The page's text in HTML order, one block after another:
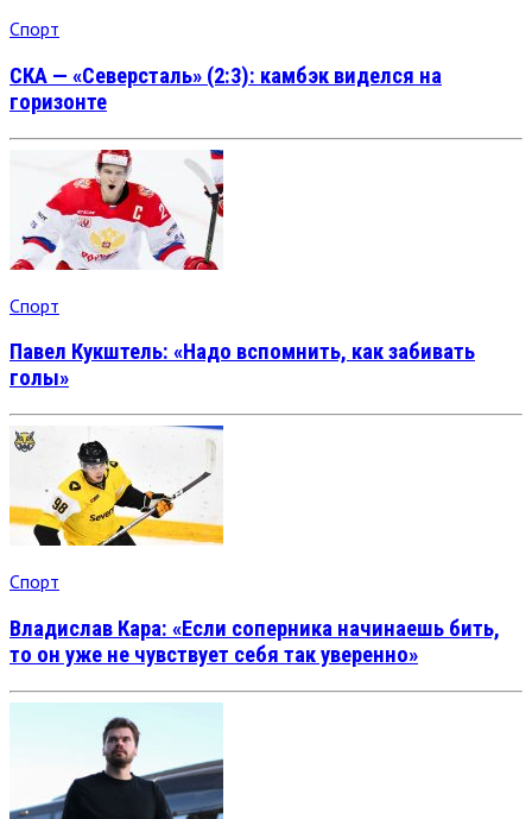
Спорт
СКА — «Северсталь» (2:3): камбэк виделся на
горизонте
Спорт
Павел Кукштель: «Надо вспомнить, как забивать
голы»
Спорт
Владислав Кара: «Если соперника начинаешь бить,
то он уже не чувствует себя так уверенно»